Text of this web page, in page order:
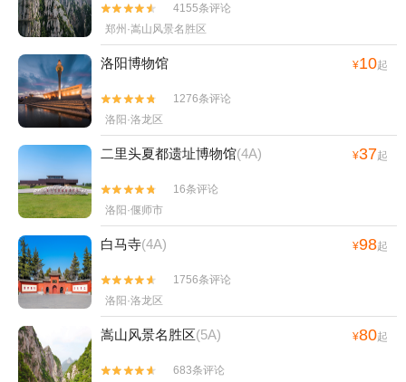


4155条评论
郑州·嵩山风景名胜区
洛阳博物馆 ¥10起


1276条评论
洛阳·洛龙区
二里头夏都遗址博物馆(4A) ¥37起


16条评论
洛阳·偃师市
白马寺(4A) ¥98起


1756条评论
洛阳·洛龙区
嵩山风景名胜区(5A) ¥80起

 683条评论